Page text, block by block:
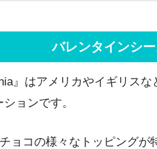
バレンタインシ
』はアメリカやイギリス
ョンです。
ョコの様々なトッピングが